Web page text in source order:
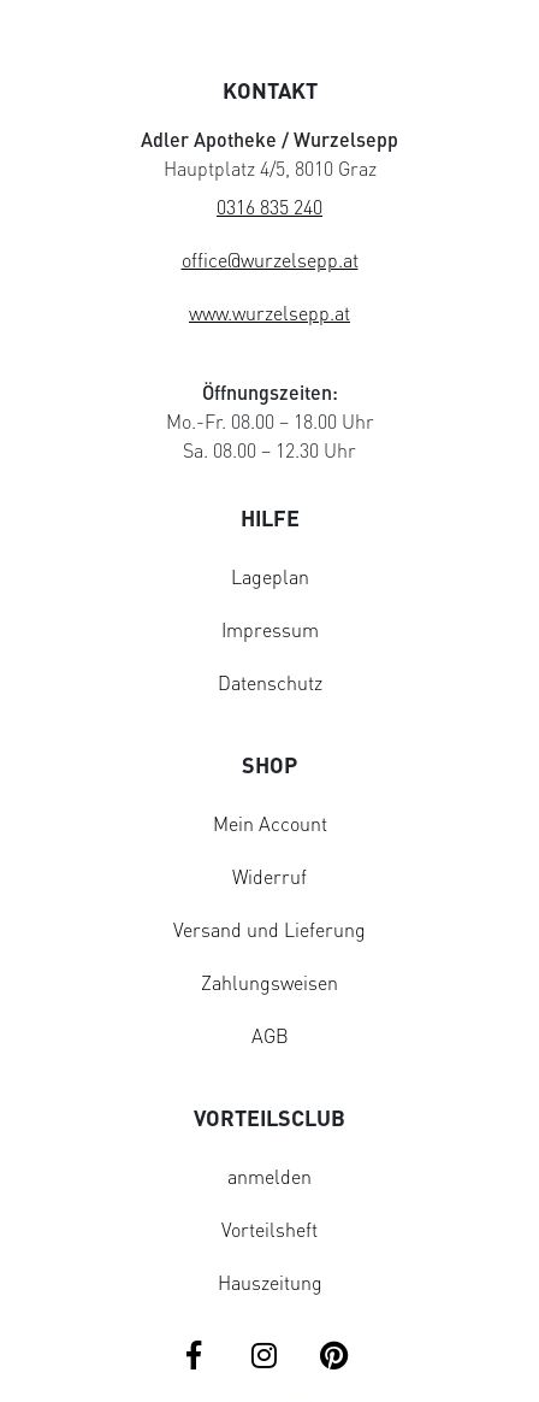
KONTAKT
Adler Apotheke / Wurzelsepp
Hauptplatz 4/5, 8010 Graz
0316 835 240
office@wurzelsepp.at
www.wurzelsepp.at
Öffnungszeiten:
Mo.-Fr. 08.00 – 18.00 Uhr
Sa. 08.00 – 12.30 Uhr
HILFE
Lageplan
Impressum
Datenschutz
SHOP
Mein Account
Widerruf
Versand und Lieferung
Zahlungsweisen
AGB
VORTEILSCLUB
anmelden
Vorteilsheft
Hauszeitung